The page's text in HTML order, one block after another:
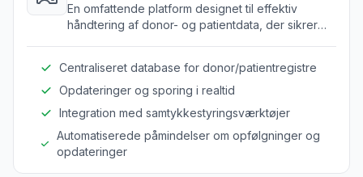
En omfattende platform designet til effektiv
håndtering af donor- og patientdata, der sikrer
Centraliseret database for donor/patientregistre
Opdateringer og sporing i realtid
Integration med samtykkestyringsværktøjer
Automatiserede påmindelser om opfølgninger og
opdateringer